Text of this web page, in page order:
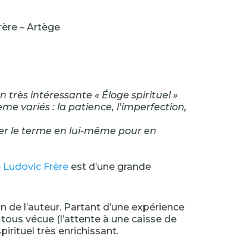
– Artège
très intéressante « Éloge spirituel »
variés : la patience, l’imperfection,
le terme en lui-même pour en
Ludovic Frère est d’une grande
l’auteur. Partant d’une expérience
vécue (l’attente à une caisse de
très enrichissant.